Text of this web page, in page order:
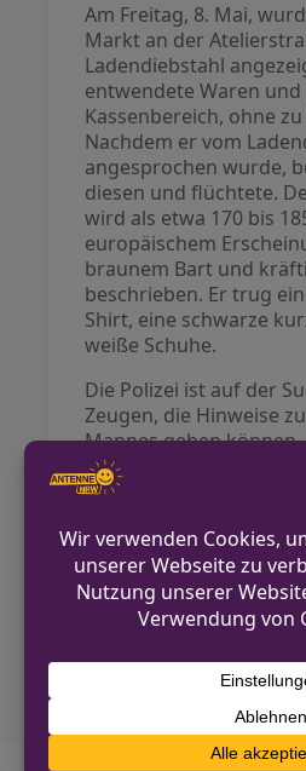
Am Freitag, 8. Mai,
Markt an der
Ladendiebstahl
entwendete Waren
Kassenbereich, ohne
Nachdem er vom
angesprochen wurde,
diesen und flüchtete.
wird als etwa 170 bis
europäischem
braunem Bart und
beschrieben. Er trug
Shirt, eine schwarze
weiße Schuhe.
Die Polizei ist auf der
Zeugen, die Hinweise
Mannes geben können.
VORHERIGER BEITRAG
Pkw Toyota in Erkelenz
Unbekannte